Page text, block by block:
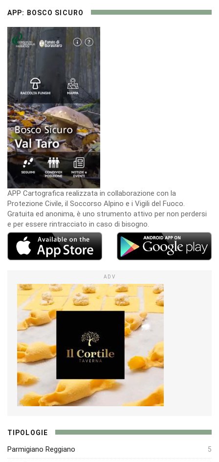
APP: BOSCO SICURO
APP Cartografica realizzata in collaborazione con la
Protezione Civile, il Soccorso Alpino e i Vigili del Fuoco.
Gratuita ed anonima, è uno strumento attivo per non perdersi
e per essere rintracciato in caso di bisogno.
ADV
TIPOLOGIE
Parmigiano Reggiano 5